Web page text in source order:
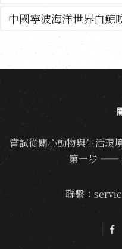
中國寧波海洋世界白鯨
嘗試從關心動物與生活環
第一步 ——
聯繫：